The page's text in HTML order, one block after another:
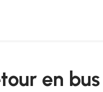
au centre de cagliari
en